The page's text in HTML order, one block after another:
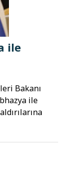
ile
Bakanı
ile